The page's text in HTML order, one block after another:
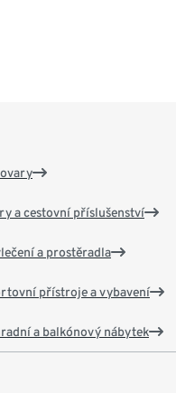
a cestovní příslušenství
a prostěradla
přístroje a vybavení
a balkónový nábytek